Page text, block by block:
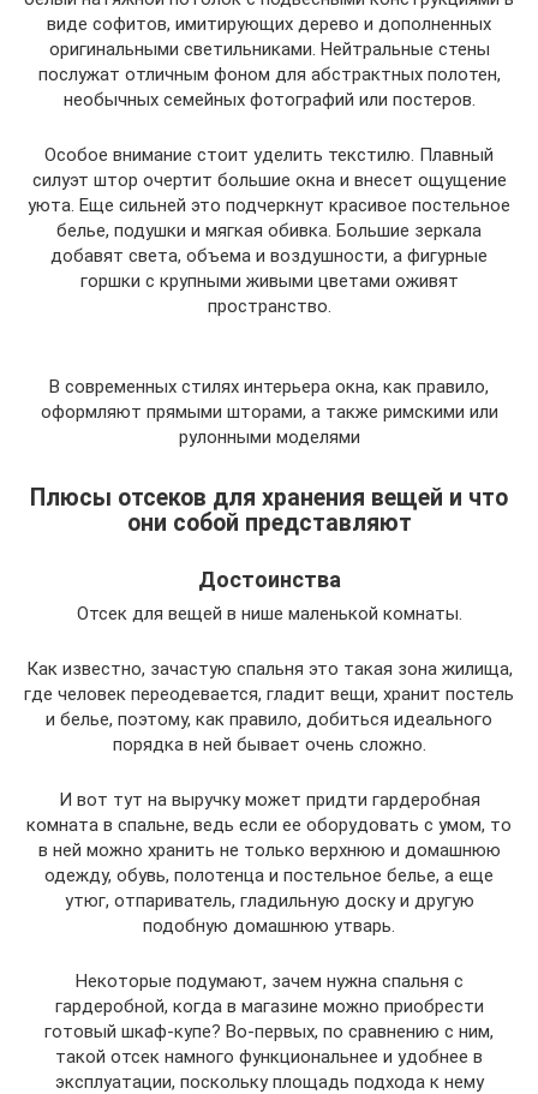
виде софитов, имитирующих дерево и дополненных
оригинальными светильниками. Нейтральные стены
послужат отличным фоном для абстрактных полотен,
необычных семейных фотографий или постеров.
Особое внимание стоит уделить текстилю. Плавный
силуэт штор очертит большие окна и внесет ощущение
уюта. Еще сильней это подчеркнут красивое постельное
белье, подушки и мягкая обивка. Большие зеркала
добавят света, объема и воздушности, а фигурные
горшки с крупными живыми цветами оживят
пространство.
В современных стилях интерьера окна, как правило,
оформляют прямыми шторами, а также римскими или
рулонными моделями
Плюсы отсеков для хранения вещей и что
они собой представляют
Достоинства
Отсек для вещей в нише маленькой комнаты.
Как известно, зачастую спальня это такая зона жилища,
где человек переодевается, гладит вещи, хранит постель
и белье, поэтому, как правило, добиться идеального
порядка в ней бывает очень сложно.
И вот тут на выручку может придти гардеробная
комната в спальне, ведь если ее оборудовать с умом, то
в ней можно хранить не только верхнюю и домашнюю
одежду, обувь, полотенца и постельное белье, а еще
утюг, отпариватель, гладильную доску и другую
подобную домашнюю утварь.
Некоторые подумают, зачем нужна спальня с
гардеробной, когда в магазине можно приобрести
готовый шкаф-купе? Во-первых, по сравнению с ним,
такой отсек намного функциональнее и удобнее в
эксплуатации, поскольку площадь подхода к нему